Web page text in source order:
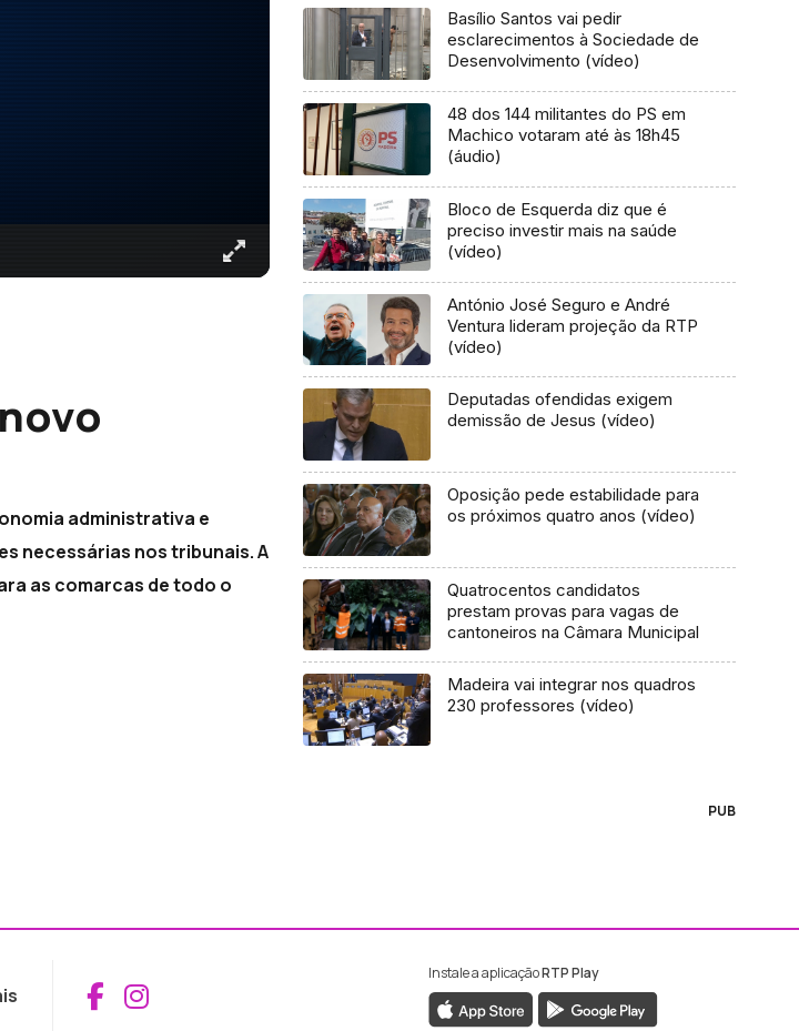
administrativa e
necessárias nos tribunais. A
as comarcas de todo o
Basílio Santos vai pedir
esclarecimentos à Sociedade de
Desenvolvimento (vídeo)
48 dos 144 militantes do PS em
Machico votaram até às 18h45
(áudio)
Bloco de Esquerda diz que é
preciso investir mais na saúde
(vídeo)
António José Seguro e André
Ventura lideram projeção da RTP
(vídeo)
Deputadas ofendidas exigem
demissão de Jesus (vídeo)
Oposição pede estabilidade para
os próximos quatro anos (vídeo)
Quatrocentos candidatos
prestam provas para vagas de
cantoneiros na Câmara Municipal
Madeira vai integrar nos quadros
230 professores (vídeo)
PUB
Aceder ao Facebook da RTP Madeira
Aceder ao Instagram da RTP Madeira
Instale a aplicaçãoRTP Play